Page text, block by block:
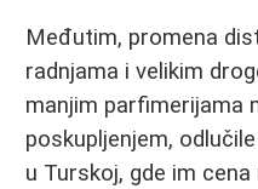
Međutim, promena
radnjama i velikim
manjim parfimerijama
poskupljenjem,
u Turskoj, gde im